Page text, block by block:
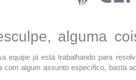
alguma
equipe já está trabalhando para
com algum assunto específico, basta